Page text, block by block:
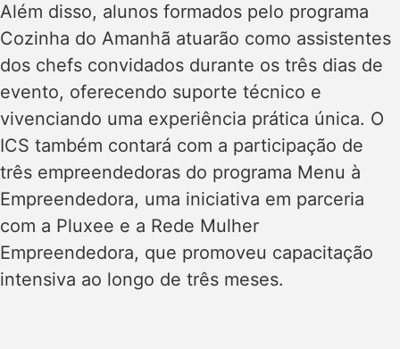
Além disso, alunos formados pelo programa
Cozinha do Amanhã atuarão como assistentes
dos chefs convidados durante os três dias de
evento, oferecendo suporte técnico e
vivenciando uma experiência prática única. O
ICS também contará com a participação de
três empreendedoras do programa Menu à
Empreendedora, uma iniciativa em parceria
com a Pluxee e a Rede Mulher
Empreendedora, que promoveu capacitação
intensiva ao longo de três meses.